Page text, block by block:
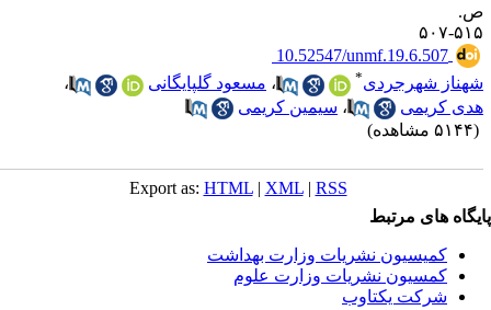
۵۰۷
‎ 10.52547/unmf.19.6.507
شهرجردی
،مسعود گلپایگانی
،
کریمی
،سیمین کریمی
Export as:HTML |XML|RSS
های مرتبط
کمیسیون نشریات وزارت بهداشت
کمسیون نشریات وزارت علوم
شرکت یکتاوب